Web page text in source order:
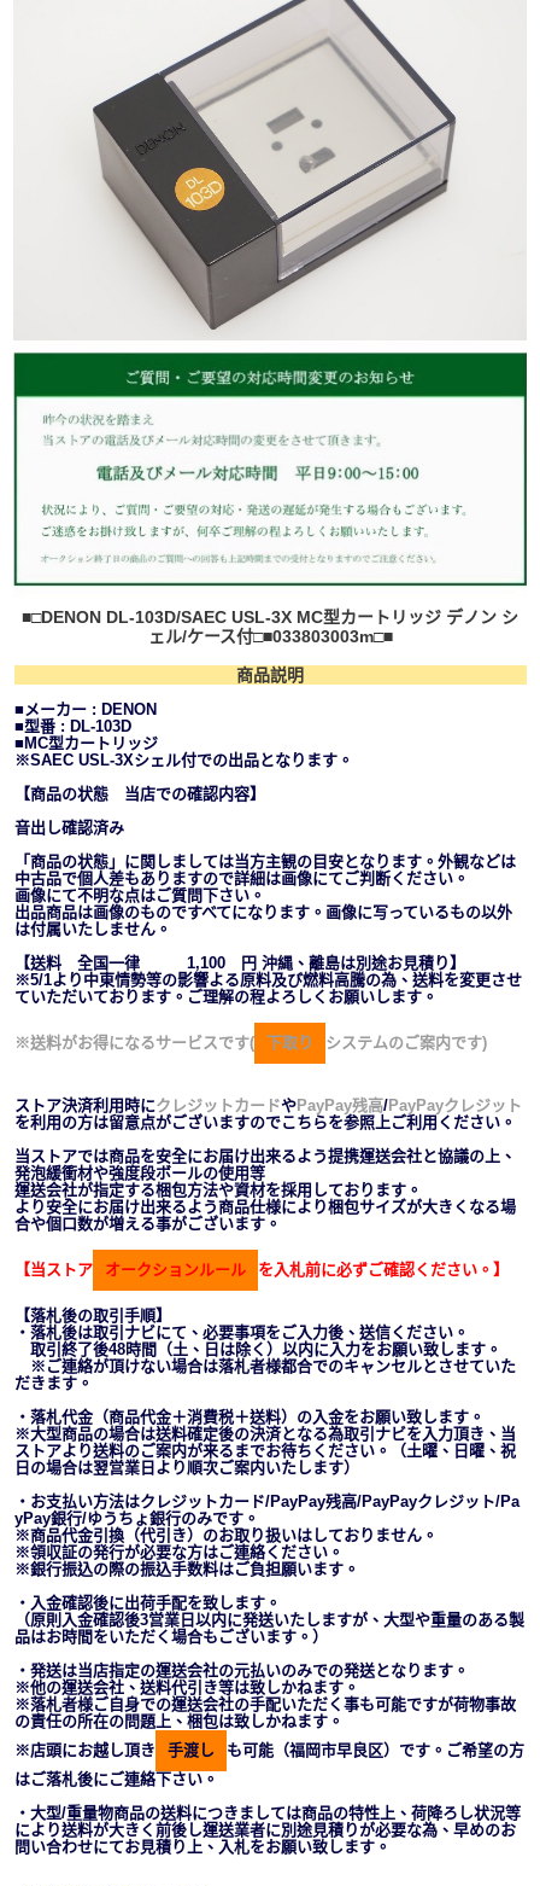
■□DENON DL-103D/SAEC USL-3X MC型カートリッジ デノン シ
ェル/ケース付□■033803003m□■
商品説明
■メーカー : DENON
■型番 : DL-103D
■MC型カートリッジ
※SAEC USL-3Xシェル付での出品となります。
【商品の状態 当店での確認内容】
音出し確認済み
「商品の状態」に関しましては当方主観の目安となります。外観などは
中古品で個人差もありますので詳細は画像にてご判断ください。
画像にて不明な点はご質問下さい。
出品商品は画像のものですべてになります。画像に写っているもの以外
は付属いたしません。
【送料 全国一律 1,100 円 沖縄、離島は別途お見積り】
※5/1より中東情勢等の影響よる原料及び燃料高騰の為、送料を変更させ
ていただいております。ご理解の程よろしくお願いします。
※送料がお得になるサービスです( 下取り システムのご案内です)
ストア決済利用時にクレジットカードやPayPay残高/PayPayクレジット
を利用の方は留意点がございますのでこちらを参照上ご利用ください。
当ストアでは商品を安全にお届け出来るよう提携運送会社と協議の上、
発泡緩衝材や強度段ボールの使用等
運送会社が指定する梱包方法や資材を採用しております。
より安全にお届け出来るよう商品仕様により梱包サイズが大きくなる場
合や個口数が増える事がございます。
【当ストア オークションルール を入札前に必ずご確認ください。】
【落札後の取引手順】
・落札後は取引ナビにて、必要事項をご入力後、送信ください。
取引終了後48時間（土、日は除く）以内に入力をお願い致します。
※ご連絡が頂けない場合は落札者様都合でのキャンセルとさせていた
だきます。
・落札代金（商品代金＋消費税＋送料）の入金をお願い致します。
※大型商品の場合は送料確定後の決済となる為取引ナビを入力頂き、当
ストアより送料のご案内が来るまでお待ちください。（土曜、日曜、祝
日の場合は翌営業日より順次ご案内いたします）
・お支払い方法はクレジットカード/PayPay残高/PayPayクレジット/Pa
yPay銀行/ゆうちょ銀行のみです。
※商品代金引換（代引き）のお取り扱いはしておりません。
※領収証の発行が必要な方はご連絡ください。
※銀行振込の際の振込手数料はご負担願います。
・入金確認後に出荷手配を致します。
（原則入金確認後3営業日以内に発送いたしますが、大型や重量のある製
品はお時間をいただく場合もございます。）
・発送は当店指定の運送会社の元払いのみでの発送となります。
※他の運送会社、送料代引き等は致しかねます。
※落札者様ご自身での運送会社の手配いただく事も可能ですが荷物事故
の責任の所在の問題上、梱包は致しかねます。
※店頭にお越し頂き
手渡し
も可能（福岡市早良区）です。ご希望の方
はご落札後にご連絡下さい。
・大型/重量物商品の送料につきましては商品の特性上、荷降ろし状況等
により送料が大きく前後し運送業者に別途見積りが必要な為、早めのお
問い合わせにてお見積り上、入札をお願い致します。